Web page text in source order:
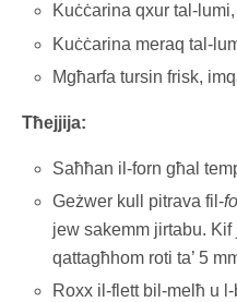
Kuċċarina qxur tal-
Kuċċarina meraq tal-
Mgħarfa tursin frisk,
Tħejjija:
Saħħan il-forn għal
Geżwer kull pitrava fil-
jew sakemm jirtabu.
qattagħhom roti ta’ 5
Roxx il-flett bil-melħ u